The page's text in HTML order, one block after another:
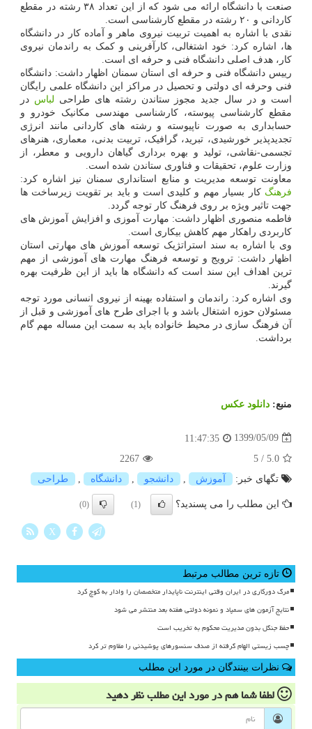
صنعت با دانشگاه ارائه می شود که از این تعداد ۳۸ رشته در مقطع
کاردانی و ۲۰ رشته در مقطع کارشناسی است.
نقدی با اشاره به اهمیت تربیت نیروی ماهر و آماده کار در دانشگاه
ها، اشاره کرد: خود اشتغالی، کارآفرینی و کمک به راندمان نیروی
کار، هدف اصلی دانشگاه فنی و حرفه ای است.
رییس دانشگاه فنی و حرفه ای استان سمنان اظهار داشت: دانشگاه
فنی وحرفه ای دولتی و تحصیل در مراکز این دانشگاه علمی رایگان
است و در سال جدید مجوز ستاندن رشته های طراحی لباس در
مقطع کارشناسی پیوسته، کارشناسی مهندسی مکانیک خودرو و
حسابداری به صورت ناپیوسته و رشته های کاردانی مانند انرژی
تجدیدپذیر خورشیدی، تبرید، گرافیک، تربیت بدنی، معماری، هنرهای
تجسمی-نقاشی، تولید و بهره برداری گیاهان دارویی و معطر، از
وزارت علوم، تحقیقات و فناوری ستاندن شده است.
معاونت توسعه مدیریت و منابع استانداری سمنان نیز اشاره کرد:
فرهنگ کار بسیار مهم و کلیدی است و باید بر تقویت زیرساخت ها
جهت تاثیر ویژه بر روی فرهنگ کار توجه گردد.
فاطمه منصوری اظهار داشت: مهارت آموزی و افزایش آموزش های
کاربردی راهکار مهم کاهش بیکاری است.
وی با اشاره به سند استراتژیک توسعه آموزش های مهارتی استان
اظهار داشت: ترویج و توسعه فرهنگ مهارت های آموزشی از مهم
ترین اهداف این سند است که دانشگاه ها باید از این ظرفیت بهره
گیرند.
وی اشاره کرد: راندمان و استفاده بهینه از نیروی انسانی مورد توجه
مسئولان حوزه اشتغال باشد و با اجرای طرح های آموزشی و قبل از
آن فرهنگ سازی در محیط خانواده باید به سمت این مساله مهم گام
برداشت.
منبع: دانلود عكس
1399/05/09
11:47:35
5.0
/
5
2267
تگهای خبر:
آموزش دانشجو دانشگاه طراحی
این مطلب را می پسندید؟ (1)
(0)
X
تازه ترین مطالب مرتبط
مرگ دورکاری در ایران وقتی اینترنت ناپایدار متخصصان را وادار به کوچ کرد
نتایج آزمون های سمپاد و نمونه دولتی هفته بعد منتشر می شود
حفظ جنگل بدون مدیریت محکوم به تخریب است
چسب زیستی الهام گرفته از صدف سنسورهای پوشیدنی را مقاوم تر کرد
نظرات بینندگان در مورد این مطلب
لطفا شما همدر مورد این مطلبنظر دهید